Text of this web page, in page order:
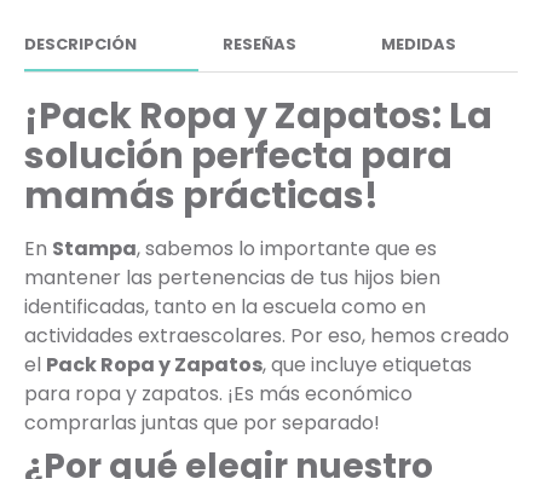
DESCRIPCIÓN RESEÑAS MEDIDAS
¡Pack Ropa y Zapatos: La
solución perfecta para
mamás prácticas!
En Stampa, sabemos lo importante que es
mantener las pertenencias de tus hijos bien
identificadas, tanto en la escuela como en
actividades extraescolares. Por eso, hemos creado
el Pack Ropa y Zapatos, que incluye etiquetas
para ropa y zapatos. ¡Es más económico
comprarlas juntas que por separado!
¿Por qué elegir nuestro